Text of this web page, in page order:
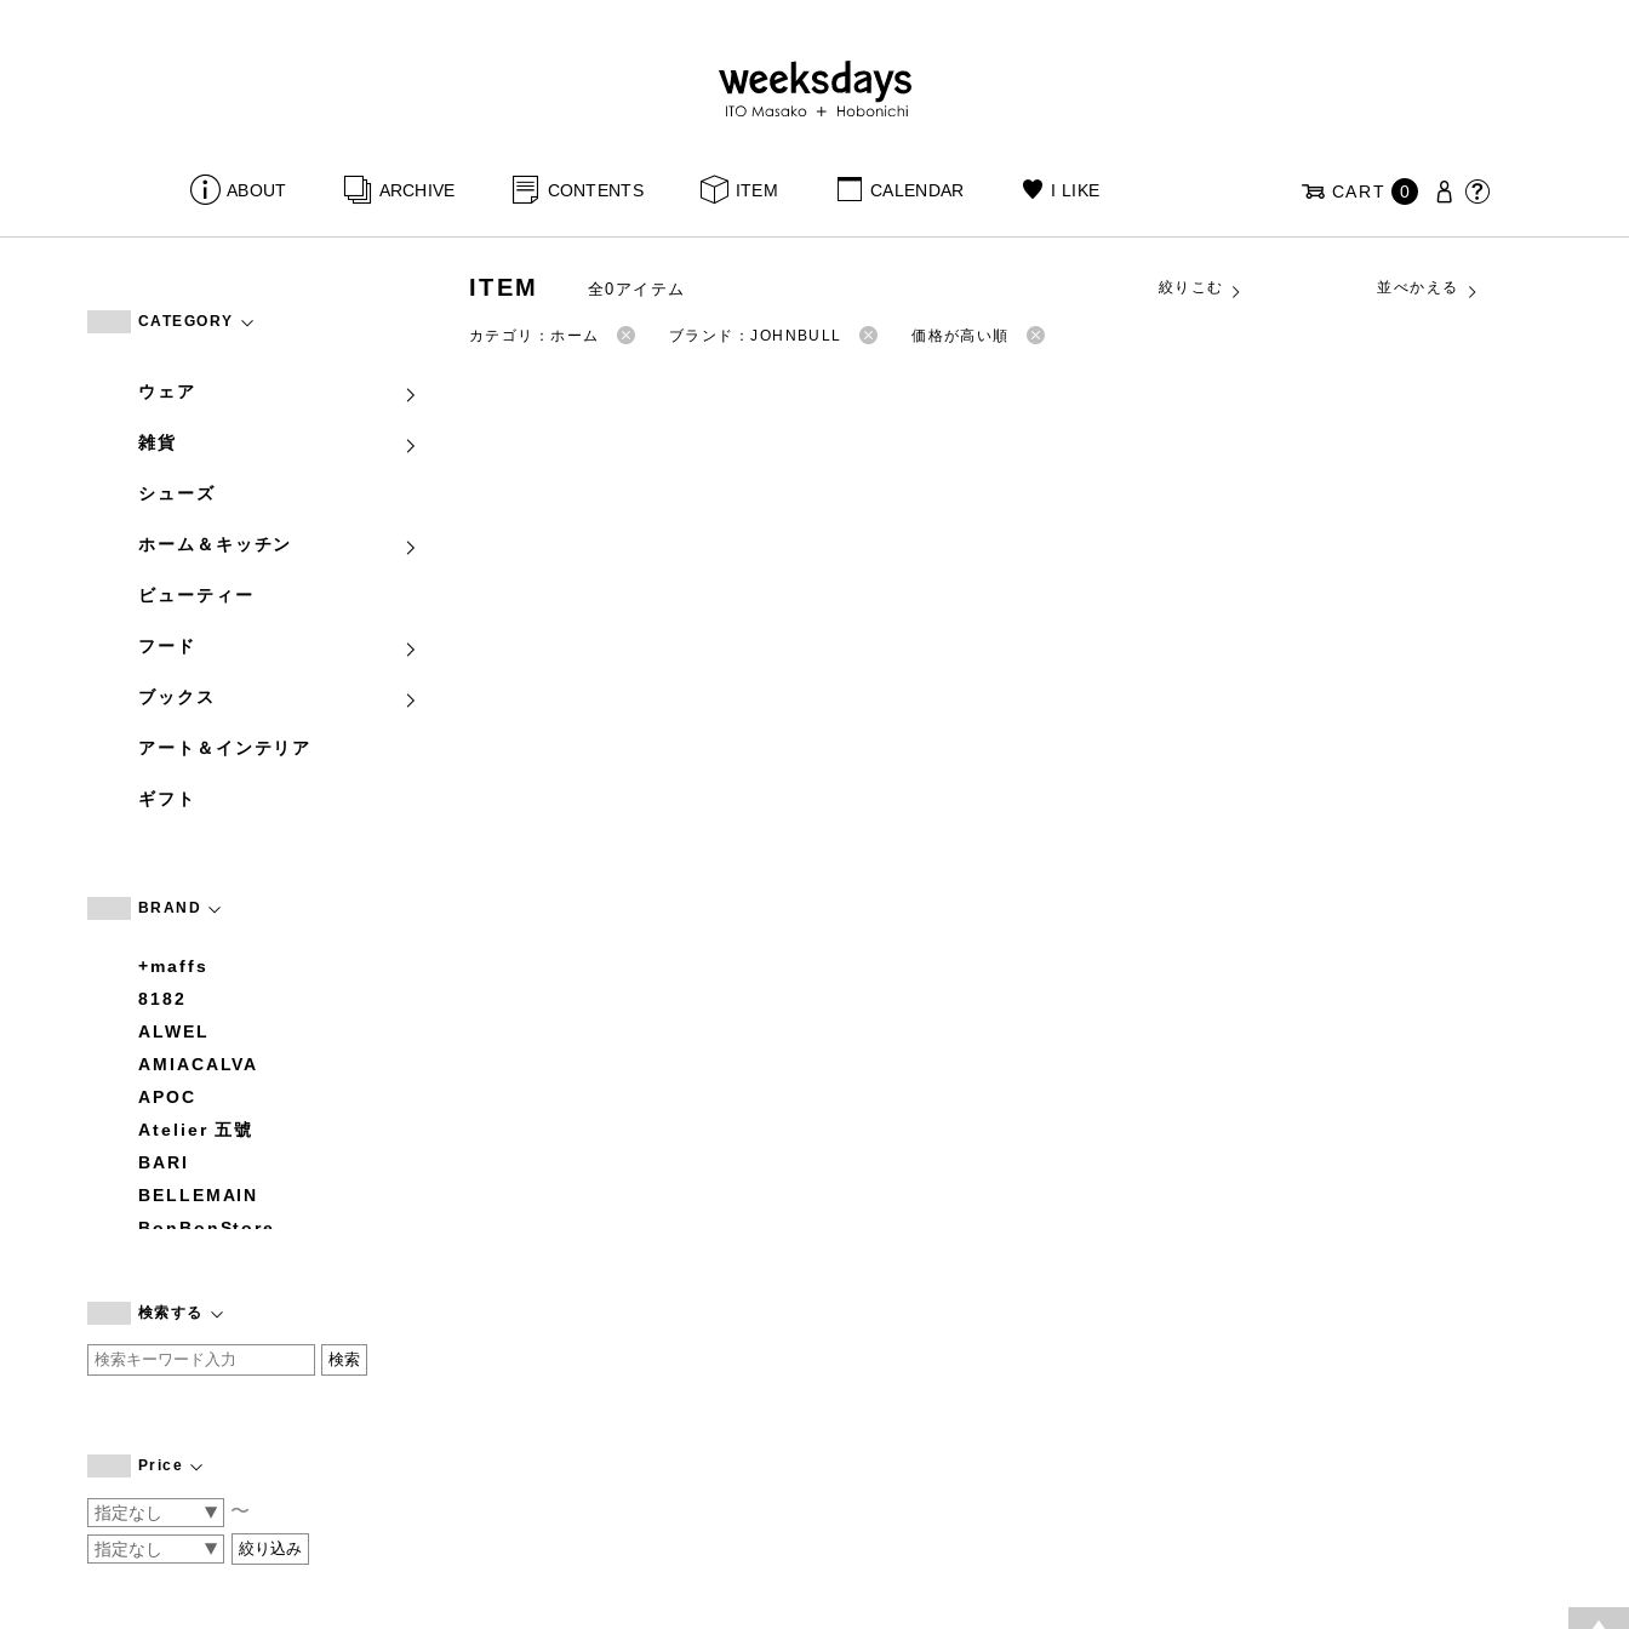
ABOUT ARCHIVE CONTENTS ITEM CALENDAR I LIKE CART 0
CATEGORY
ウェア
雑貨
シューズ
ホーム＆キッチン
ビューティー
フード
ブックス
アート＆インテリア
ギフト
BRAND
+maffs
8182
ALWEL
AMIACALVA
APOC
Atelier 五號
BARI
BELLEMAIN
BonBonStore
by basics
CATWORTH
COGTHEBIGSMOKE
CONVERSE
DEAN & DELUCA
検索する
Price
〜
ITEM 全0アイテム 絞りこむ 並べかえる
カテゴリ：ホーム ブランド：JOHNBULL 価格が高い順